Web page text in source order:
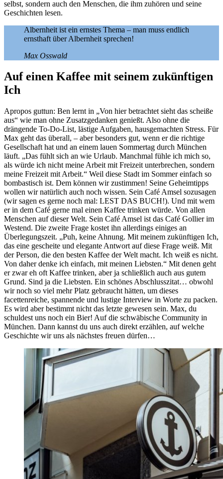
selbst, sondern auch den Menschen, die ihm zuhören und seine
Geschichten lesen.
Albernheit ist ein ernstes Thema – man muss endlich
ernsthaft über Albernheit sprechen!
Max Osswald
Auf einen Kaffee mit seinem zukünftigen
Ich
Apropos guttun: Ben lernt in „Von hier betrachtet sieht das scheiße
aus“ wie man ohne Zusatzgedanken genießt. Also ohne die
drängende To-Do-List, lästige Aufgaben, hausgemachten Stress. Für
Max geht das überall, – aber besonders gut, wenn er die richtige
Gesellschaft hat und an einem lauen Sommertag durch München
läuft. „Das fühlt sich an wie Urlaub. Manchmal fühle ich mich so,
als würde ich nicht meine Arbeit mit Freizeit unterbrechen, sondern
meine Freizeit mit Arbeit.“ Weil diese Stadt im Sommer einfach so
bombastisch ist. Dem können wir zustimmen! Seine Geheimtipps
wollen wir natürlich auch noch wissen. Sein Café Amsel sozusagen
(wir sagen es gerne noch mal: LEST DAS BUCH!). Und mit wem
er in dem Café gerne mal einen Kaffee trinken würde. Von allen
Menschen auf dieser Welt. Sein Café Amsel ist das Café Gollier im
Westend. Die zweite Frage kostet ihn allerdings einiges an
Überlegungszeit. „Puh, keine Ahnung. Mit meinem zukünftigen Ich,
das eine gescheite und elegante Antwort auf diese Frage weiß. Mit
der Person, die den besten Kaffee der Welt macht. Ich weiß es nicht.
Von daher denke ich einfach, mit meinen Liebsten.“ Mit denen geht
er zwar eh oft Kaffee trinken, aber ja schließlich auch aus gutem
Grund. Sind ja die Liebsten. Ein schönes Abschlusszitat… obwohl
wir noch so viel mehr Platz gebraucht hätten, um dieses
facettenreiche, spannende und lustige Interview in Worte zu packen.
Es wird aber bestimmt nicht das letzte gewesen sein. Max, du
schuldest uns noch ein Bier! Auf die schwäbische Community in
München. Dann kannst du uns auch direkt erzählen, auf welche
Geschichte wir uns als nächstes freuen dürfen…